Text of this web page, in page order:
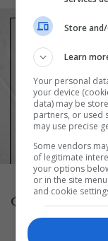
Τόσο
Φουντούλη-
Store
Learn
Your personal
your device
data) may be
partners, or used
may use precise
Some vendors
of legitimate
your options
or in the site
and cookie